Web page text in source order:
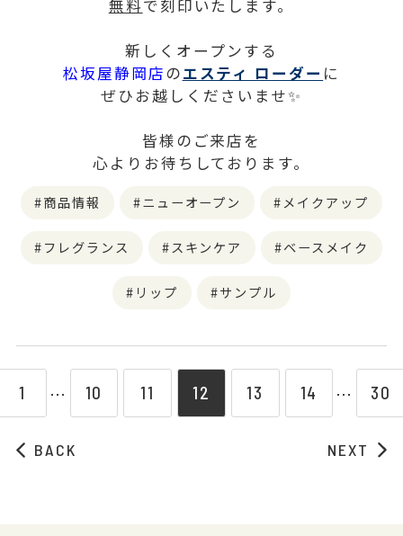
無料で刻印いたします。
新しくオープンする
松坂屋静岡店のエスティ ローダー に
ぜひお越しくださいませ✨
皆様のご来店を
心よりお待ちしております。
商品情報 ニューオープン メイクアップ
フレグランス スキンケア ベースメイク
リップ サンプル
BACK
1 ⋯ 10 11 12 13 14 ⋯ 30
NEXT